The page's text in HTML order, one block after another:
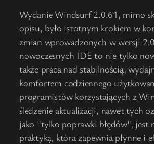
Wydanie Windsurf 2.0.61, mimo
opisu, było istotnym krokiem w
zmian wprowadzonych w wersji
nowoczesnych IDE to nie tylko
także praca nad stabilnością,
komfortem codziennego
programistów korzystających z
śledzenie aktualizacji, nawet tych
jako "tylko poprawki błędów", jest
praktyką, która zapewnia płynne i